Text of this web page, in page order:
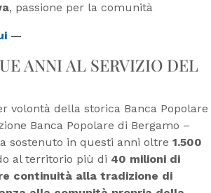
, passione per la comunità
—
ANNI AL SERVIZIO DEL
volontà della storica Banca Popolare
Banca Popolare di Bergamo –
sostenuto in questi anni oltre 1.500
al territorio più di 40 milioni di
continuità alla tradizione di